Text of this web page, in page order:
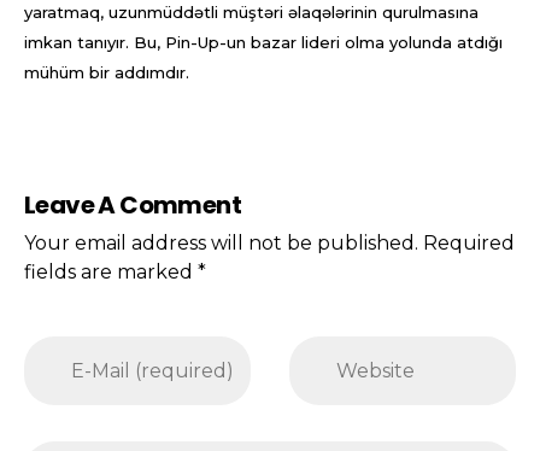
yaratmaq, uzunmüddətli müştəri əlaqələrinin qurulmasına
imkan tanıyır. Bu, Pin-Up-un bazar lideri olma yolunda atdığı
mühüm bir addımdır.
Leave A Comment
Your email address will not be published. Required
fields are marked *